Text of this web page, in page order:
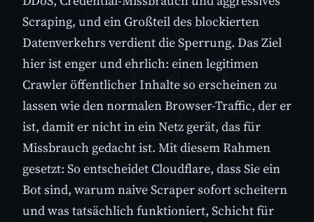
Scraping, und ein Großteil des blockierten
Datenverkehrs verdient die Sperrung. Das Ziel
hier ist enger und ehrlich: einen legitimen
Crawler öffentlicher Inhalte so erscheinen zu
lassen wie den normalen Browser-Traffic, der er
ist, damit er nicht in ein Netz gerät, das für
Missbrauch gedacht ist. Mit diesem Rahmen
gesetzt: So entscheidet Cloudflare, dass Sie ein
Bot sind, warum naive Scraper sofort scheitern
und was tatsächlich funktioniert, Schicht für